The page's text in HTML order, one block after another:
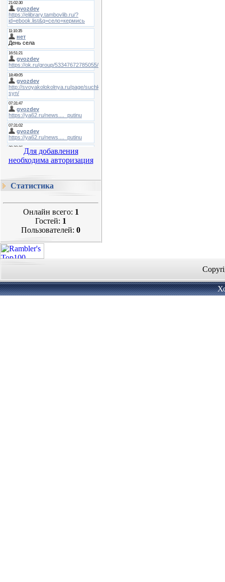
Для добавления
необходима авторизация
Статистика
Онлайн всего: 1
Гостей: 1
Пользователей: 0